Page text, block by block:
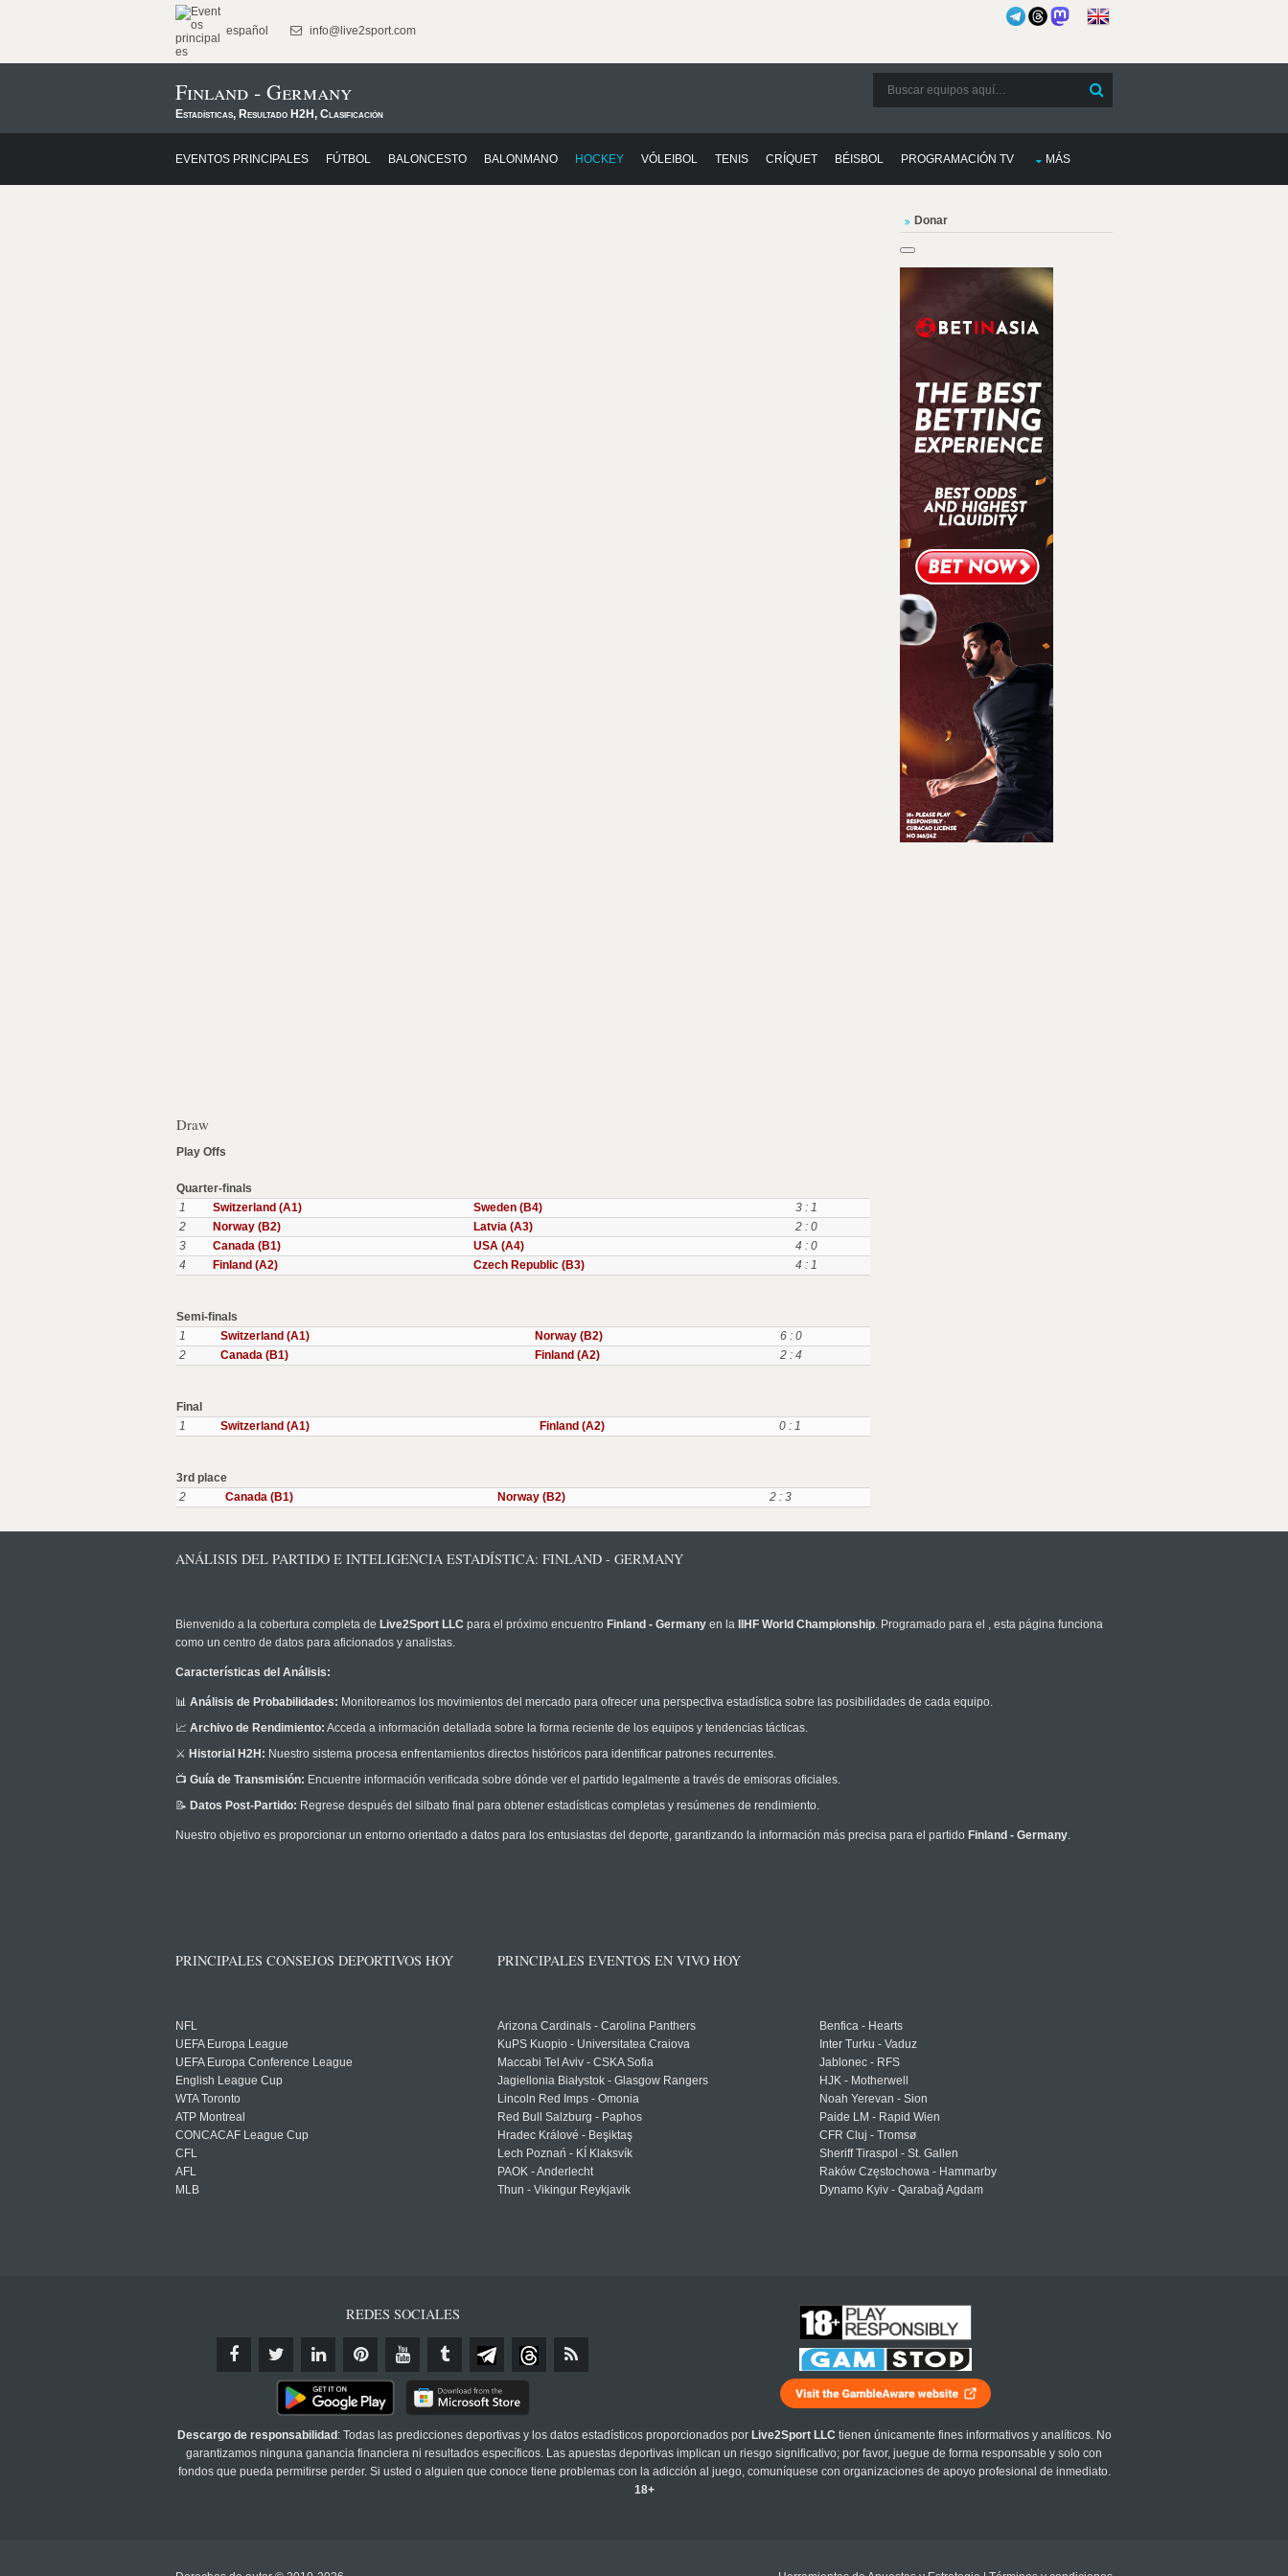
español info@live2sport.com
Finland - Germany
Estadísticas, Resultado H2H, Clasificación
EVENTOS PRINCIPALES FÚTBOL BALONCESTO BALONMANO HOCKEY VÓLEIBOL TENIS CRÍQUET BÉISBOL PROGRAMACIÓN TV MÁS
Draw
Play Offs
Quarter-finals
1
Switzerland (A1) Sweden (B4)
3 : 1
2
Norway (B2) Latvia (A3)
2 : 0
3
Canada (B1) USA (A4)
4 : 0
4
Finland (A2) Czech Republic (B3) 4 : 1
Semi-finals
1
Switzerland (A1) Norway (B2)
6 : 0
2
Canada (B1) Finland (A2) 2 : 4
Final
1
Switzerland (A1) Finland (A2) 0 : 1
3rd place
2
Canada (B1) Norway (B2) 2 : 3
Donar
ANÁLISIS DEL PARTIDO E INTELIGENCIA ESTADÍSTICA: FINLAND - GERMANY
Bienvenido a la cobertura completa de Live2Sport LLC para el próximo encuentro Finland - Germany en la IIHF World Championship. Programado para el , esta página funciona
como un centro de datos para aficionados y analistas.
Características del Análisis:
📊 Análisis de Probabilidades: Monitoreamos los movimientos del mercado para ofrecer una perspectiva estadística sobre las posibilidades de cada equipo.
📈 Archivo de Rendimiento: Acceda a información detallada sobre la forma reciente de los equipos y tendencias tácticas.
⚔️ Historial H2H: Nuestro sistema procesa enfrentamientos directos históricos para identificar patrones recurrentes.
📺 Guía de Transmisión: Encuentre información verificada sobre dónde ver el partido legalmente a través de emisoras oficiales.
📝 Datos Post-Partido: Regrese después del silbato final para obtener estadísticas completas y resúmenes de rendimiento.
Nuestro objetivo es proporcionar un entorno orientado a datos para los entusiastas del deporte, garantizando la información más precisa para el partido Finland - Germany.
PRINCIPALES CONSEJOS DEPORTIVOS HOY
NFL
UEFA Europa League
UEFA Europa Conference League
English League Cup
WTA Toronto
ATP Montreal
CONCACAF League Cup
CFL
AFL
MLB
PRINCIPALES EVENTOS EN VIVO HOY
Arizona Cardinals - Carolina Panthers
KuPS Kuopio - Universitatea Craiova
Maccabi Tel Aviv - CSKA Sofia
Jagiellonia Białystok - Glasgow Rangers
Lincoln Red Imps - Omonia
Red Bull Salzburg - Paphos
Hradec Králové - Beşiktaş
Lech Poznań - KÍ Klaksvík
PAOK - Anderlecht
Thun - Vikingur Reykjavik
Benfica - Hearts
Inter Turku - Vaduz
Jablonec - RFS
HJK - Motherwell
Noah Yerevan - Sion
Paide LM - Rapid Wien
CFR Cluj - Tromsø
Sheriff Tiraspol - St. Gallen
Raków Częstochowa - Hammarby
Dynamo Kyiv - Qarabağ Agdam
REDES SOCIALES
Descargo de responsabilidad : Todas las predicciones deportivas y los datos estadísticos proporcionados por Live2Sport LLC tienen únicamente fines informativos y analíticos. No
garantizamos ninguna ganancia financiera ni resultados específicos. Las apuestas deportivas implican un riesgo significativo; por favor, juegue de forma responsable y solo con
fondos que pueda permitirse perder. Si usted o alguien que conoce tiene problemas con la adicción al juego, comuníquese con organizaciones de apoyo profesional de inmediato.
18+